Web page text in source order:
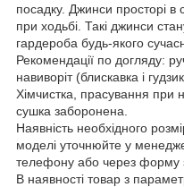
посадку. Джинси просторі в
при ходьбі. Такі джинси
гардероба будь-якого
Рекомендації по догляду:
навиворіт (блискавка і
Хімчистка, прасування при
сушка заборонена.
Наявність необхідного
моделі уточнюйте у
телефону або через форму
В наявності товар з